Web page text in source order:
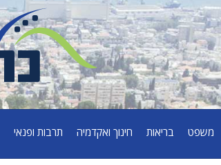
משפט בריאות חינוך ואקדמיה תרבות ופנאי